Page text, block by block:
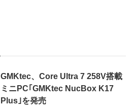
GMKtec、Core Ultra 7 258V搭載
ミニPC｢GMKtec NucBox K17
Plus｣を発売